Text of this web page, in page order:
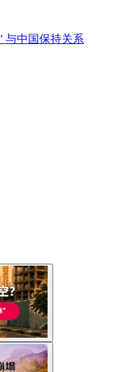
与中国保持关系